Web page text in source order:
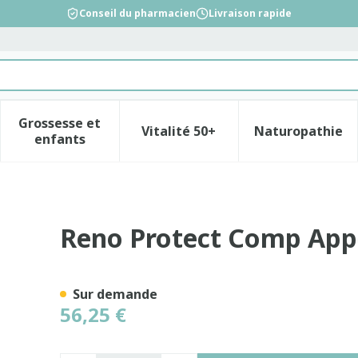
Conseil du pharmacien Livraison rapide
catégorie Beauté, soins et hygiène
sous-menu pour la catégorie Régime, alimentation &
Grossesse et
enfants
Afficher le sous-menu pour la catégorie
Vitalité 50+Afficher le sous-menu pour
Naturopathie
Afficher
Flacon 30
Reno Protect Comp
56,25 €
Sur demande